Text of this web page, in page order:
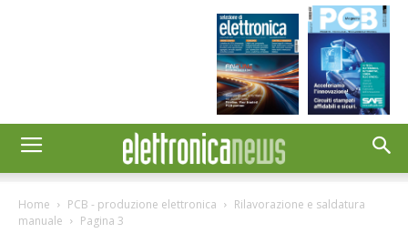
Home PCB - produzione elettronica
Rilavorazione e saldatura
manuale
Pagina 3